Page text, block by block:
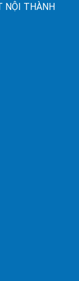
NỘI THÀNH